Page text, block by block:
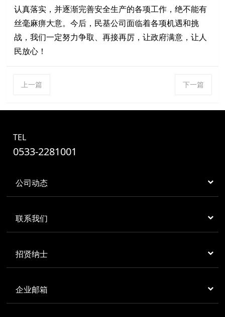
认真落实，并逐渐完善安全生产的各项工作，绝不能有
丝毫麻痹大意。今后，民基公司面临着各项机遇和挑
战，我们一定努力争取、再接再厉，让政府满意，让人
民放心！
上一篇 下一篇
TEL
0533-2281001
公司动态
联系我们
招贤纳士
企业邮箱